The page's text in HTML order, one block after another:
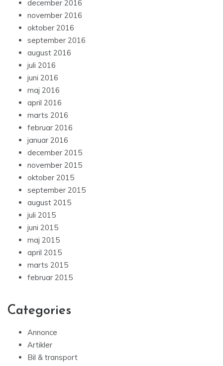
december 2016
november 2016
oktober 2016
september 2016
august 2016
juli 2016
juni 2016
maj 2016
april 2016
marts 2016
februar 2016
januar 2016
december 2015
november 2015
oktober 2015
september 2015
august 2015
juli 2015
juni 2015
maj 2015
april 2015
marts 2015
februar 2015
Categories
Annonce
Artikler
Bil & transport